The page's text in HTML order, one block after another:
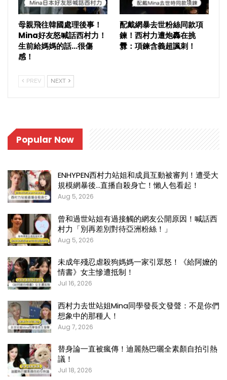
母親飛往韓國處理後事！
Mina好友怒喊話西村力！
生前給媽媽的話…很傷
感！
配戴網暴去世粉絲同款項
鍊！西村力遭炮轟在挑
釁：項鍊含義超諷刺！
PREV NEXT
Popular Now
ENHYPEN西村力站姐和成員互動被審判！遭受大
規模網暴後…直播自殺身亡！懶人包看起！
Aug 5, 2026
曾和過世站姐有過接觸的網友公開原因！喊話西
村力「別再差別對待亞洲粉絲！」
Aug 5, 2026
未成年殘忍虐殺狗媽媽一家引眾怒！《給阿嬤的
情書》女主慘遭抵制！
Jul 16, 2026
西村力去世站姐Mina同學發長文發聲：不是你們
想象中的那種人！
Aug 7, 2026
替身論一直被瘋傳！迪麗熱巴曬全素顏自拍引熱
議！
Jul 18, 2026